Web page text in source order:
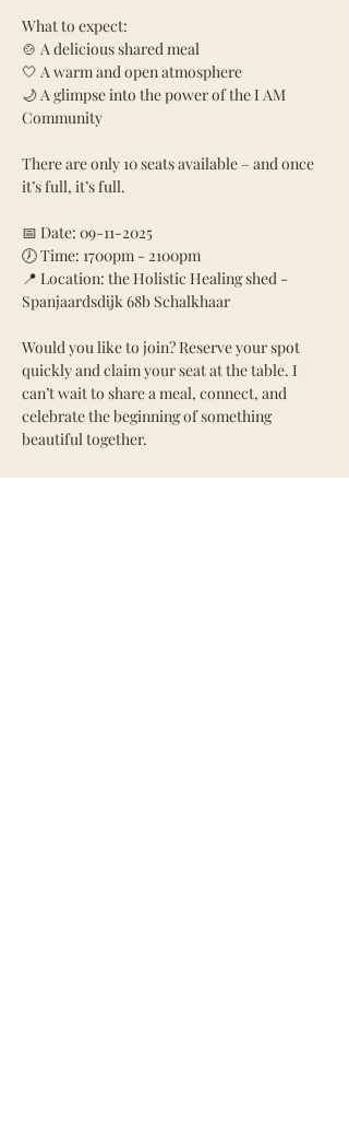
What to expect:
🍲 A delicious shared meal
🤍 A warm and open atmosphere
🌙 A glimpse into the power of the I AM
Community
There are only 10 seats available – and once
it’s full, it’s full.
📅 Date: 09-11-2025
🕖 Time: 1700pm - 2100pm
📍 Location: the Holistic Healing shed -
Spanjaardsdijk 68b Schalkhaar
Would you like to join? Reserve your spot
quickly and claim your seat at the table. I
can’t wait to share a meal, connect, and
celebrate the beginning of something
beautiful together.
xxx Jamilla